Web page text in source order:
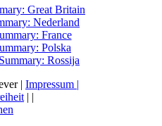
| Impressum |
| |